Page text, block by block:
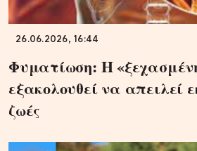
26.06.2026, 16:44
Φυματίωση: Η
εξακολουθεί να απειλεί
ζωές